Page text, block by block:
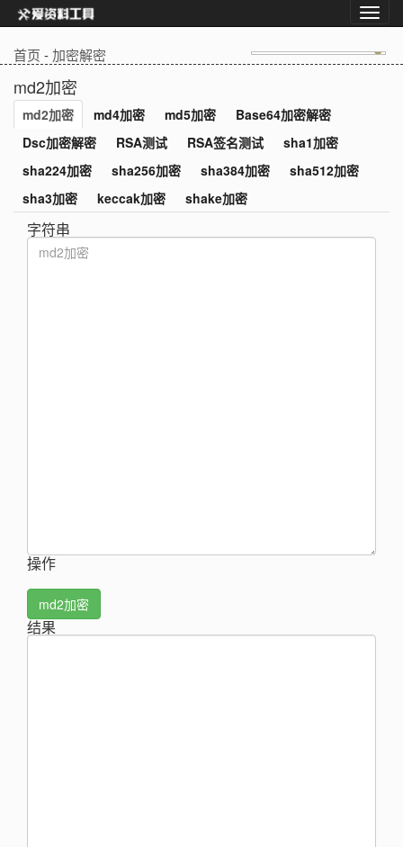
首页 -加密解密
md2加密
md2加密 md4加密 md5加密
Base64加密解密
Dsc加密解密
RSA测试 RSA签名测试
sha1加密
sha224加密
sha256加密 sha384加密
sha512加密
sha3加密
keccak加密 shake加密
字符串
操作
md2加密
结果